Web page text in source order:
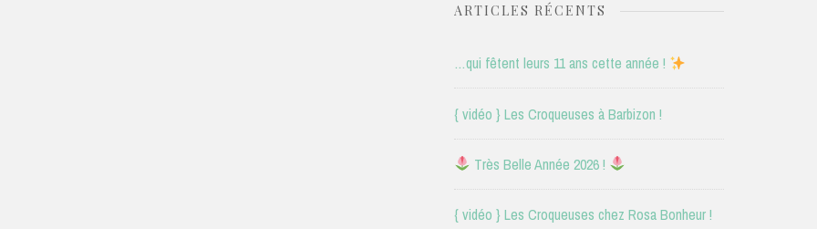
ARTICLES RÉCENTS
…qui fêtent leurs 11 ans cette année !
{ vidéo } Les Croqueuses à Barbizon !
Très Belle Année 2026 !
{ vidéo } Les Croqueuses chez Rosa Bonheur !